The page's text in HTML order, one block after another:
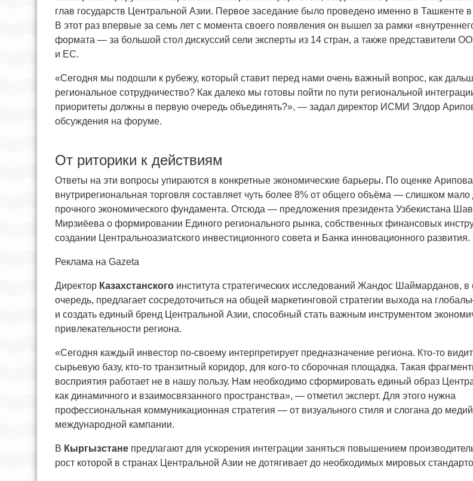
глав государств Центральной Азии. Первое заседание было проведено именно в Ташкенте в
В этот раз впервые за семь лет с момента своего появления он вышел за рамки
формата — за большой стол дискуссий сели эксперты из 14 стран, а также представители
и ЕС.
«Сегодня мы подошли к рубежу, который ставит перед нами очень важный вопрос, как
региональное сотрудничество? Как далеко мы готовы пойти по пути региональной
приоритеты должны в первую очередь объединять?», — задал директор ИСМИ Элдор
обсуждения на форуме.
От риторики к действиям
Ответы на эти вопросы упираются в конкретные экономические барьеры. По оценке
внутрирегиональная торговля составляет чуть более 8% от общего объёма — слишком мало
прочного экономического фундамента. Отсюда — предложения президента Узбекистана
Мирзиёева о формировании Единого регионального рынка, собственных финансовых
создании Центральноазиатского инвестиционного совета и Банка инновационного развития.
Реклама на Gazeta
Директор Казахстанского института стратегических исследований Жандос Шаймарданов, в
очередь, предлагает сосредоточиться на общей маркетинговой стратегии выхода на
и создать единый бренд Центральной Азии, способный стать важным инструментом
привлекательности региона.
«Сегодня каждый инвестор по-своему интерпретирует предназначение региона. Кто-то
сырьевую базу, кто-то транзитный коридор, для кого-то сборочная площадка. Такая
восприятия работает не в нашу пользу. Нам необходимо сформировать единый образ
как динамичного и взаимосвязанного пространства», — отметил эксперт. Для этого нужна
профессиональная коммуникационная стратегия — от визуального стиля и слогана до
международной кампании.
В Кыргызстане предлагают для ускорения интеграции заняться повышением
рост которой в странах Центральной Азии не дотягивает до необходимых мировых